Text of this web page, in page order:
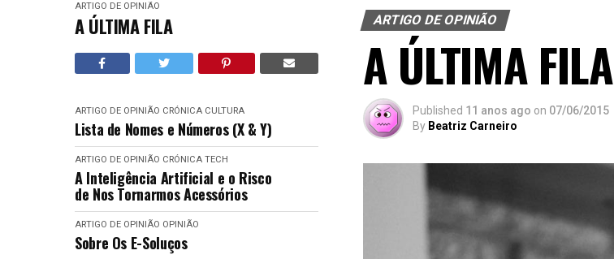
ARTIGO DE OPINIÃO
A ÚLTIMA FILA
ARTIGO DE OPINIÃO CRÓNICA CULTURA
Lista de Nomes e Números (X & Y)
ARTIGO DE OPINIÃO CRÓNICA TECH
A Inteligência Artificial e o Risco
de Nos Tornarmos Acessórios
ARTIGO DE OPINIÃO OPINIÃO
Sobre Os E-Soluços
ARTIGO DE OPINIÃO
A ÚLTIMA FILA
Published 11 anos ago on 07/06/2015
By Beatriz Carneiro